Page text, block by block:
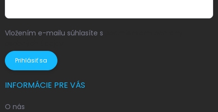
Vložením e-mailu súhlasíte s
Prihlásiť sa
INFORMÁCIE PRE VÁS
O nás